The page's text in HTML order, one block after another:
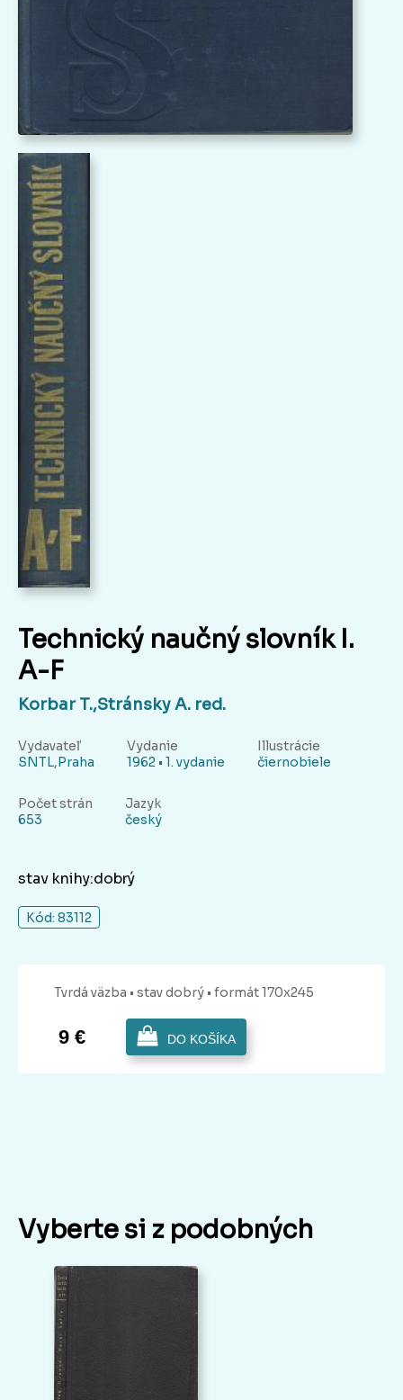
Technický naučný slovník I.
A-F
Korbar T.,Stránsky A. red.
Vydavateľ
SNTL,Praha
Vydanie
1962 • 1. vydanie
Illustrácie
čiernobiele
Počet strán
653
Jazyk
český
stav knihy:dobrý
Kód: 83112
Tvrdá väzba • stav dobrý • formát 170x245
9 € DO KOŠÍKA
Vyberte si z podobných